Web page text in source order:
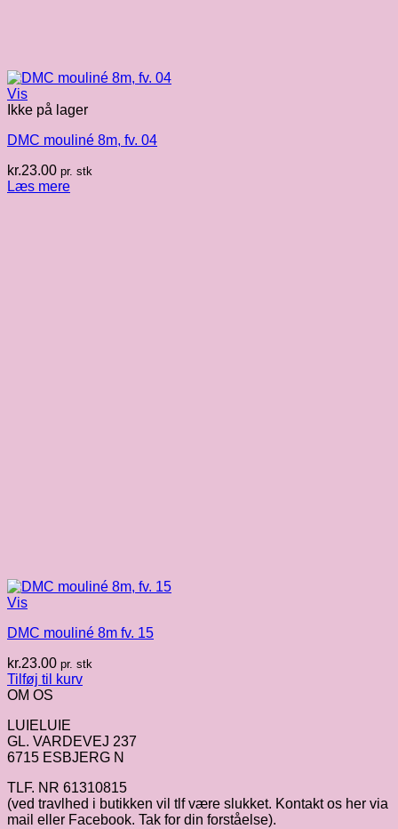
Vis
Ikke på lager
DMC mouliné 8m, fv. 04
kr.23.00 pr. stk
Læs mere
Vis
DMC mouliné 8m fv. 15
kr.23.00 pr. stk
Tilføj til kurv
OM OS
LUIELUIE
GL. VARDEVEJ 237
6715 ESBJERG N
TLF. NR 61310815
(ved travlhed i butikken vil tlf være slukket. Kontakt os her via
mail eller Facebook. Tak for din forståelse).